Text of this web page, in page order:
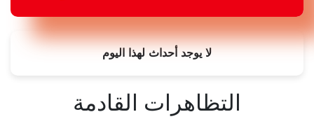
لا يوجد أحداث لهذا اليوم
التظاهرات القادمة